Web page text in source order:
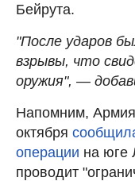
Бейрута.
"После ударов
взрывы, что
оружия", —
Напомним,
октября
операции на юге
проводит